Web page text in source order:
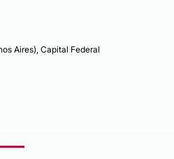
Aires), Capital Federal